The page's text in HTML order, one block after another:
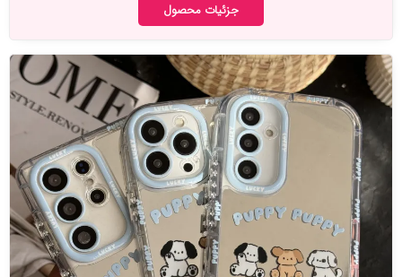
جزئیات محصول